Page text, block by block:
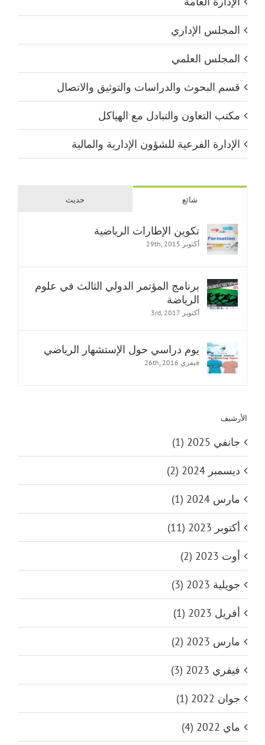
المجلس الإداري
المجلس العلمي
قسم البحوث والدراسات والتوثيق والاتصال
مكتب التعاون والتبادل مع الهياكل
الإدارة الفرعية للشؤون الإدارية والمالية
شائع حديث
تكوين الإطارات الرياضية
أكتوبر 29th, 2015
برنامج المؤتمر الدولي الثالث في علوم
الرياضة
أكتوبر 3rd, 2017
يوم دراسي حول الإستشهار الرياضي
فيفري 26th, 2016
الأرشيف
جانفي 2025 (1)
ديسمبر 2024 (2)
مارس 2024 (1)
أكتوبر 2023 (11)
أوت 2023 (2)
جويلية 2023 (3)
أفريل 2023 (1)
مارس 2023 (2)
فيفري 2023 (3)
جوان 2022 (1)
ماي 2022 (4)